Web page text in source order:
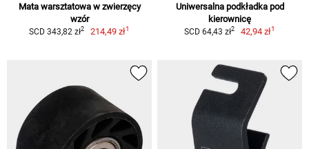
Mata warsztatowa w zwierzęcy
wzór
SCD 343,82 zł2 214,49 zł1
Uniwersalna podkładka pod
kierownicę
SCD 64,43 zł2 42,94 zł1